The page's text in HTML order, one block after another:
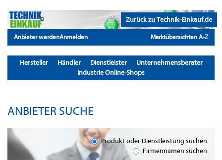
Zurück zu Technik-Einkauf.de
Anbieter werdenAnmelden Marktübersichten A-Z
Hersteller Händler Dienstleister
Unternehmensberater
Industrie Online-Shops
ANBIETER SUCHE
Produkt oder Dienstleistung suchen
Firmennamen suchen